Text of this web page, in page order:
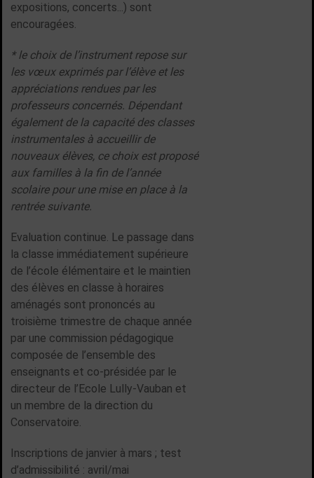
expositions, concerts...) sont
encouragées.
* le choix de l’instrument repose sur
les vœux exprimés par l’élève et les
appréciations rendues par les
professeurs concernés. Dépendant
également de la capacité des classes
instrumentales à accueillir de
nouveaux élèves, ce choix est proposé
aux familles à la fin de l’année
scolaire pour une mise en place à la
rentrée suivante.
Evaluation continue. Le passage dans
la classe immédiatement supérieure
de l’école élémentaire et le maintien
des élèves en classe à horaires
aménagés sont prononcés au
troisième trimestre de chaque année
par une commission pédagogique
composée de l’ensemble des
enseignants et co-présidée par le
directeur de l’Ecole Lully-Vauban et
un membre de la direction du
Conservatoire.
Inscriptions de janvier à mars ; test
d’admissibilité : avril/mai